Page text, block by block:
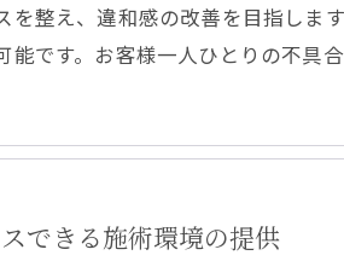
を整え、違和感の改善を目指しま
能です。お客様一人ひとりの不具
できる施術環境の提供